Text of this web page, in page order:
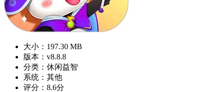
大小：197.30 MB
版本：v8.8.8
分类：休闲益智
系统：其他
评分：8.6分